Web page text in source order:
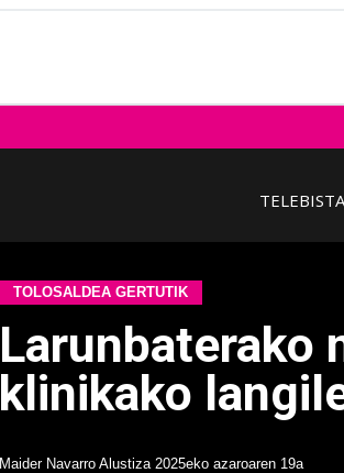
TELEBISTA
TOLOSALDEA GERTUTIK
Larunbaterako
klinikako
Maider Navarro Alustiza 2025eko azaroaren 19a